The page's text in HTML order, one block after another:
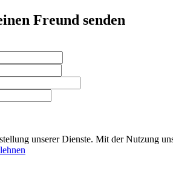
Freund senden
unserer Dienste. Mit der Nutzung